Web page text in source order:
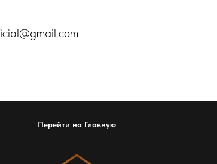
Перейти на Главную